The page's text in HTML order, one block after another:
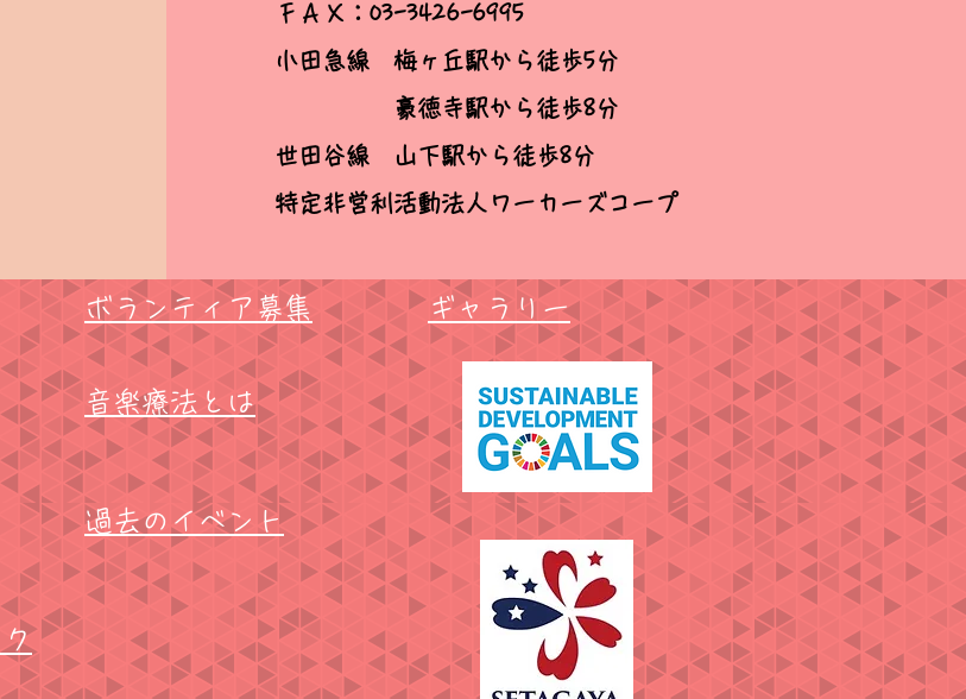
ＦＡＸ：03-3426-6995
小田急線 梅ヶ丘駅から徒歩5分
豪徳寺駅から徒歩8分
​世田谷線 山下駅から徒歩8分
特定非営利活動法人ワーカーズコープ
ボランティア募集 ​ギャラリー
音楽療法とは
​過去のイベント
ク